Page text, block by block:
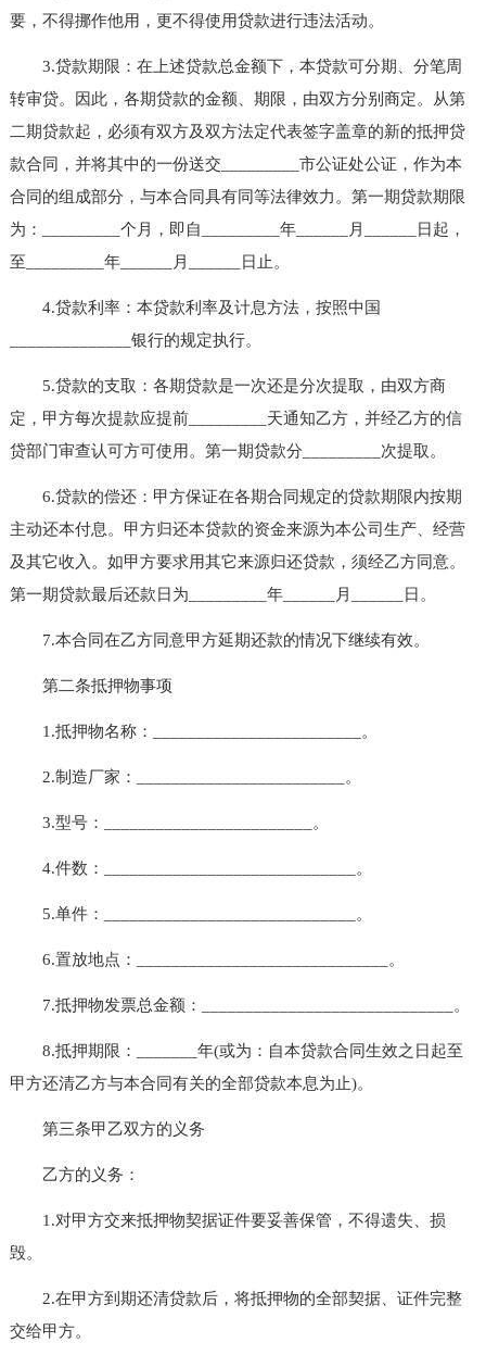
要，不得挪作他用，更不得使用贷款进行违法活动。
3.贷款期限：在上述贷款总金额下，本贷款可分期、分笔周
转审贷。因此，各期贷款的金额、期限，由双方分别商定。从第
二期贷款起，必须有双方及双方法定代表签字盖章的新的抵押贷
款合同，并将其中的一份送交_________市公证处公证，作为本
合同的组成部分，与本合同具有同等法律效力。第一期贷款期限
为：_________个月，即自_________年______月______日起，
至_________年______月______日止。
4.贷款利率：本贷款利率及计息方法，按照中国
______________银行的规定执行。
5.贷款的支取：各期贷款是一次还是分次提取，由双方商
定，甲方每次提款应提前_________天通知乙方，并经乙方的信
贷部门审查认可方可使用。第一期贷款分_________次提取。
6.贷款的偿还：甲方保证在各期合同规定的贷款期限内按期
主动还本付息。甲方归还本贷款的资金来源为本公司生产、经营
及其它收入。如甲方要求用其它来源归还贷款，须经乙方同意。
第一期贷款最后还款日为_________年______月______日。
7.本合同在乙方同意甲方延期还款的情况下继续有效。
第二条抵押物事项
1.抵押物名称：________________________。
2.制造厂家：________________________。
3.型号：________________________。
4.件数：_____________________________。
5.单件：_____________________________。
6.置放地点：_____________________________。
7.抵押物发票总金额：_____________________________。
8.抵押期限：_______年(或为：自本贷款合同生效之日起至
甲方还清乙方与本合同有关的全部贷款本息为止)。
第三条甲乙双方的义务
乙方的义务：
1.对甲方交来抵押物契据证件要妥善保管，不得遗失、损
毁。
2.在甲方到期还清贷款后，将抵押物的全部契据、证件完整
交给甲方。